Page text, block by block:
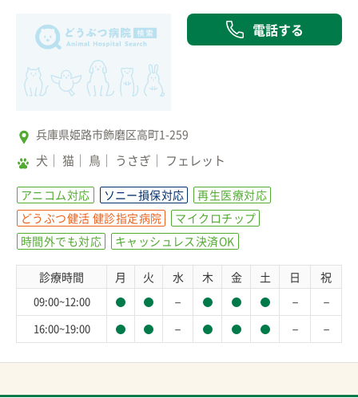
電話する
兵庫県姫路市飾磨区高町1-259
犬 猫 鳥 うさぎ フェレット
アニコム対応 ソニー損保対応
再生医療対応
どうぶつ健活 健診指定病院
マイクロチップ
時間外でも対応
キャッシュレス決済OK
診療時間 月 火 水 木 金 土 日 祝
09:00~12:00 － － －
16:00~19:00 － － －